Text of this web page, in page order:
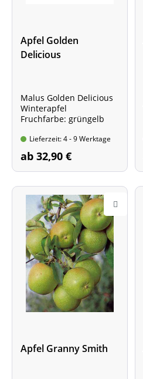
Apfel Golden
Delicious
Malus Golden Delicious
Winterapfel
Fruchfarbe: grüngelb
Lieferzeit: 4 - 9 Werktage
ab 32,90 €
Apfel Granny Smith